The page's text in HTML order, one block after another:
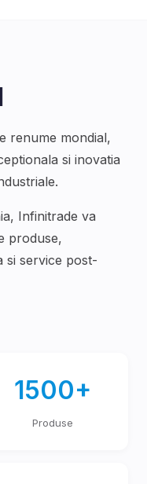
renume mondial,
si inovatia
.
Infinitrade va
produse,
si service post-
1500+
Produse